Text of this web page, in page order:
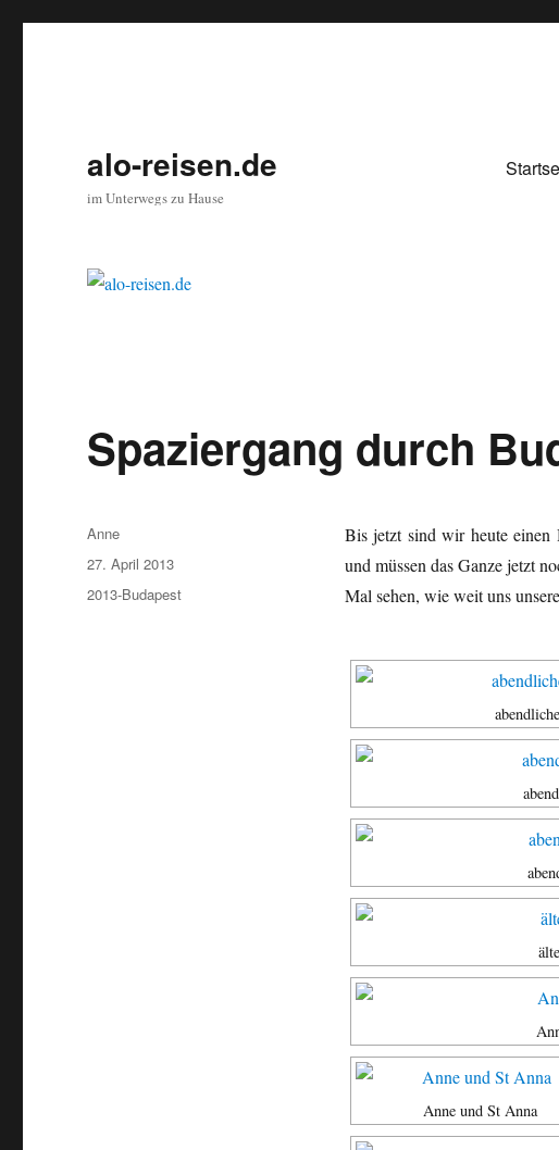
alo-reisen.de
im Unterwegs zu Hause
Spaziergang durch
Bis jetzt sind wir heute einen
und müssen das Ganze jetzt
Mal sehen, wie weit uns
Anne und St Anna
Autor
Anne
Veröffentlicht
am
27. April 2013
Kategorien
2013-Budapest